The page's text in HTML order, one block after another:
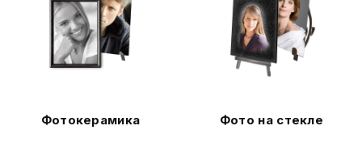
Фотокерамика Фото на стекле